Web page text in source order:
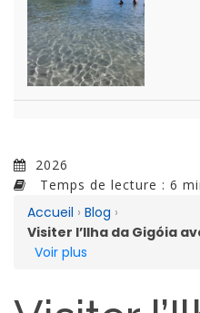
2026
Temps de lecture : 6
Accueil › Blog ›
Visiter l’Ilha da Gigóia
Voir plus